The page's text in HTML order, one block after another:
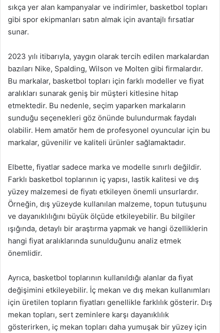
sıkça yer alan kampanyalar ve indirimler, basketbol topları
gibi spor ekipmanları satın almak için avantajlı fırsatlar
sunar.
2023 yılı itibarıyla, yaygın olarak tercih edilen markalardan
bazıları Nike, Spalding, Wilson ve Molten gibi firmalardır.
Bu markalar, basketbol topları için farklı modeller ve fiyat
aralıkları sunarak geniş bir müşteri kitlesine hitap
etmektedir. Bu nedenle, seçim yaparken markaların
sunduğu seçenekleri göz önünde bulundurmak faydalı
olabilir. Hem amatör hem de profesyonel oyuncular için bu
markalar, güvenilir ve kaliteli ürünler sağlamaktadır.
Elbette, fiyatlar sadece marka ve modelle sınırlı değildir.
Farklı basketbol toplarının iç yapısı, lastik kalitesi ve dış
yüzey malzemesi de fiyatı etkileyen önemli unsurlardır.
Örneğin, dış yüzeyde kullanılan malzeme, topun tutuşunu
ve dayanıklılığını büyük ölçüde etkileyebilir. Bu bilgiler
ışığında, detaylı bir araştırma yapmak ve hangi özelliklerin
hangi fiyat aralıklarında sunulduğunu analiz etmek
önemlidir.
Ayrıca, basketbol toplarının kullanıldığı alanlar da fiyat
değişimini etkileyebilir. İç mekan ve dış mekan kullanımları
için üretilen topların fiyatları genellikle farklılık gösterir. Dış
mekan topları, sert zeminlere karşı dayanıklılık
gösterirken, iç mekan topları daha yumuşak bir yüzey için